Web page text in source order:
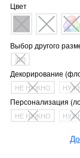
Цвет
Выбор другого
350
Декорирование
НЕ НУЖНО
Персонализация
НЕ НУЖНО